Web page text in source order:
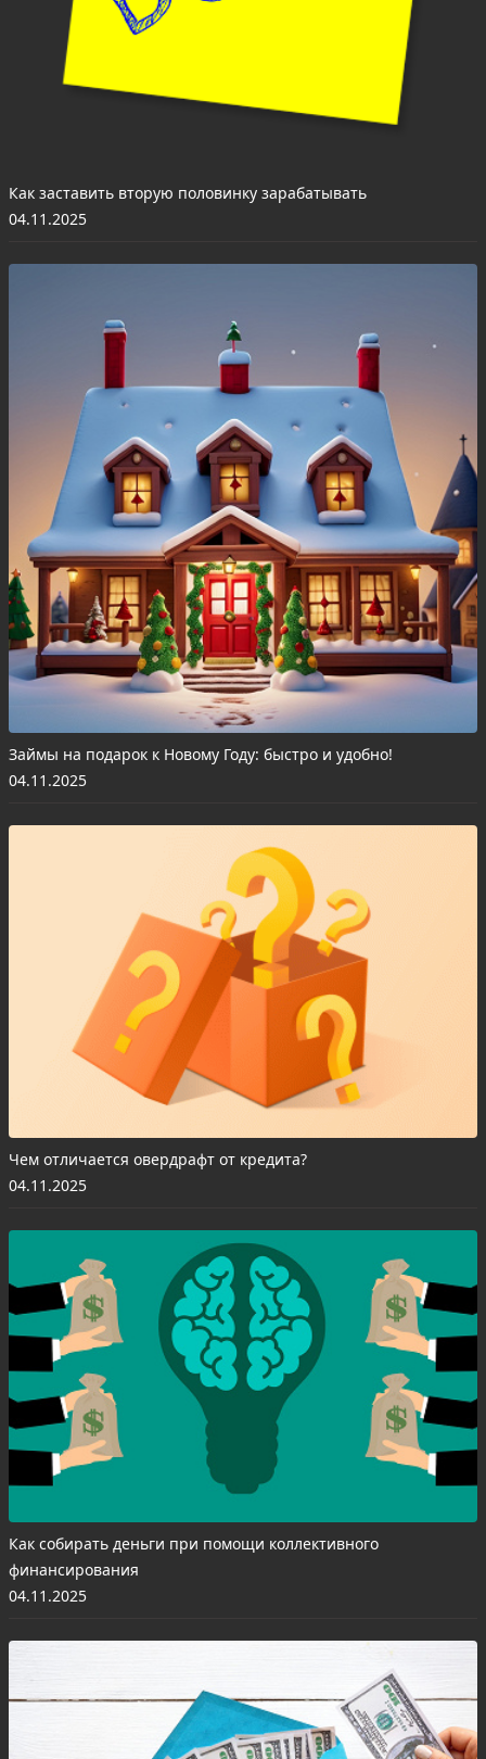
Как заставить вторую половинку зарабатывать
04.11.2025
Займы на подарок к Новому Году: быстро и удобно!
04.11.2025
Чем отличается овердрафт от кредита?
04.11.2025
Как собирать деньги при помощи коллективного
финансирования
04.11.2025